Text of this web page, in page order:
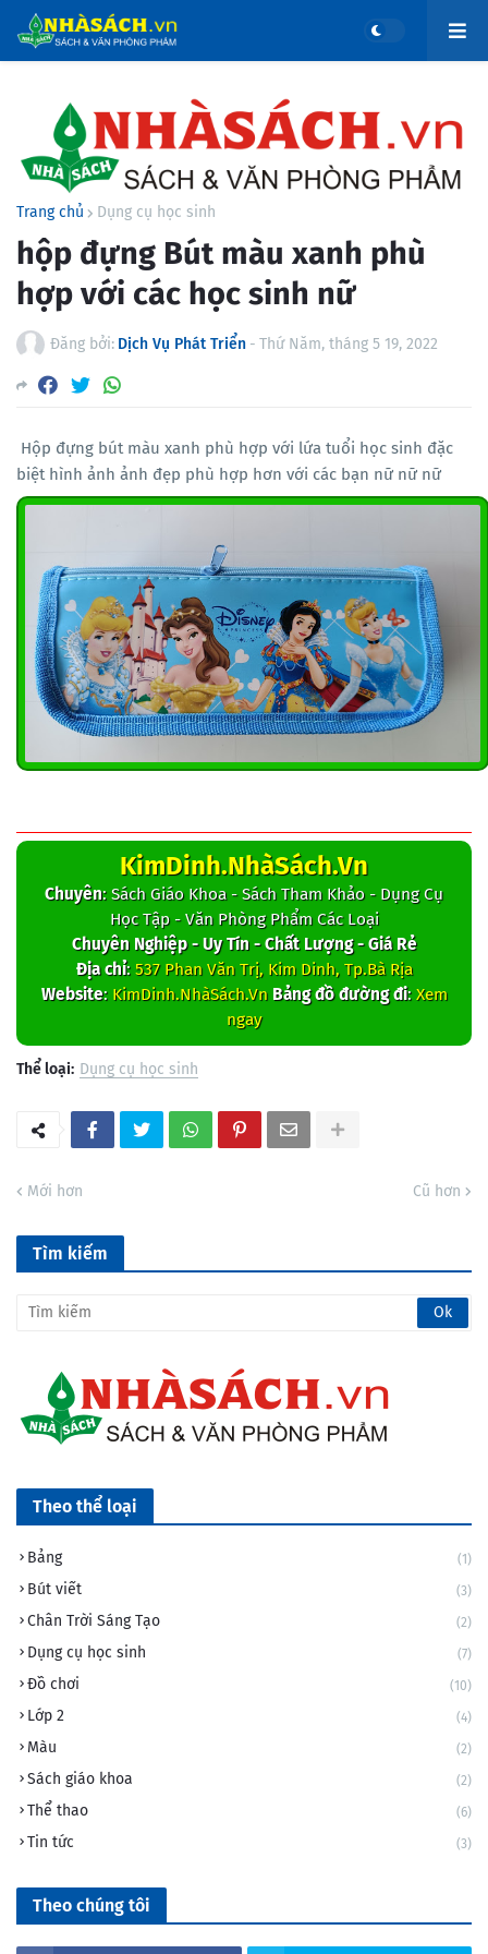
Trang chủ Dụng cụ học sinh
hộp đựng Bút màu xanh phù
hợp với các học sinh nữ
Đăng bởi: Dịch Vụ Phát Triển - Thứ Năm, tháng 5 19, 2022
Hộp đựng bút màu xanh phù hợp với lứa tuổi học sinh đặc
biệt hình ảnh ảnh đẹp phù hợp hơn với các bạn nữ nữ nữ
KimDinh.NhàSách.Vn
Chuyên: Sách Giáo Khoa - Sách Tham Khảo - Dụng Cụ
Học Tập - Văn Phòng Phẩm Các Loại
Chuyên Nghiệp - Uy Tín - Chất Lượng - Giá Rẻ
Địa chỉ: 537 Phan Văn Trị, Kim Dinh, Tp.Bà Rịa
Website: KimDinh.NhàSách.Vn Bảng đồ đường đi: Xem
ngay
Thể loại: Dụng cụ học sinh
Mới hơn Cũ hơn
Tìm kiếm
Theo thể loại
Bảng (1)
Bút viết (3)
Chân Trời Sáng Tạo (2)
Dụng cụ học sinh (7)
Đồ chơi (10)
Lớp 2 (4)
Màu (2)
Sách giáo khoa (2)
Thể thao (6)
Tin tức (3)
Theo chúng tôi